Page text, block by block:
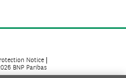
Notice
BNP Paribas